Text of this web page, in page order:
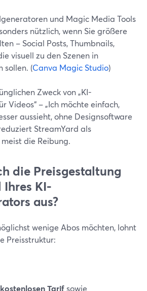
und Magic Media Tools
nützlich, wenn Sie größere
– Social Posts, Thumbnails,
visuell zu den Szenen in
sollen. (Canva Magic Studio)
Zweck von „KI-
Videos“ – „Ich möchte einfach,
aussieht, ohne Designsoftware
StreamYard als
die Reibung.
die Preisgestaltung
KI-
aus?
wenige Abos möchten, lohnt
Preisstruktur:
kostenlosen Tarifsowie